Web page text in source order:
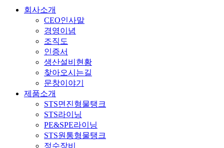
회사소개
CEO인사말
경영이념
조직도
인증서
생산설비현황
찾아오시는길
문창이야기
제품소개
STS면진형물탱크
STS라이닝
PE&SPE라이닝
STS원통형물탱크
정수장비